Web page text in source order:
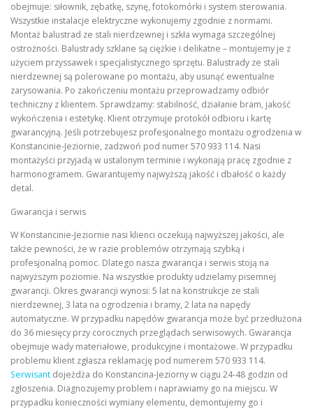
obejmuje: siłownik, zębatkę, szynę, fotokomórki i system sterowania.
Wszystkie instalacje elektryczne wykonujemy zgodnie z normami.
Montaż balustrad ze stali nierdzewnej i szkła wymaga szczególnej
ostrożności. Balustrady szklane są ciężkie i delikatne – montujemy je z
użyciem przyssawek i specjalistycznego sprzętu. Balustrady ze stali
nierdzewnej są polerowane po montażu, aby usunąć ewentualne
zarysowania. Po zakończeniu montażu przeprowadzamy odbiór
techniczny z klientem. Sprawdzamy: stabilność, działanie bram, jakość
wykończenia i estetykę. Klient otrzymuje protokół odbioru i kartę
gwarancyjną. Jeśli potrzebujesz profesjonalnego montażu ogrodzenia w
Konstancinie-Jeziornie, zadzwoń pod numer 570 933 114. Nasi
montażyści przyjadą w ustalonym terminie i wykonają pracę zgodnie z
harmonogramem. Gwarantujemy najwyższą jakość i dbałość o każdy
detal.
Gwarancja i serwis
W Konstancinie-Jeziornie nasi klienci oczekują najwyższej jakości, ale
także pewności, że w razie problemów otrzymają szybką i
profesjonalną pomoc. Dlatego nasza gwarancja i serwis stoją na
najwyższym poziomie. Na wszystkie produkty udzielamy pisemnej
gwarancji. Okres gwarancji wynosi: 5 lat na konstrukcje ze stali
nierdzewnej, 3 lata na ogrodzenia i bramy, 2 lata na napędy
automatyczne. W przypadku napędów gwarancja może być przedłużona
do 36 miesięcy przy corocznych przeglądach serwisowych. Gwarancja
obejmuje wady materiałowe, produkcyjne i montażowe. W przypadku
problemu klient zgłasza reklamację pod numerem 570 933 114.
Serwisant dojeżdża do Konstancina-Jeziorny w ciągu 24-48 godzin od
zgłoszenia. Diagnozujemy problem i naprawiamy go na miejscu. W
przypadku konieczności wymiany elementu, demontujemy go i